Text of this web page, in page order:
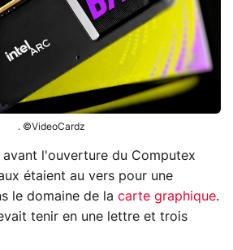
. ©VideoCardz
avant l'ouverture du Computex
étaient au vers pour une
le domaine de la carte graphique.
tenir en une lettre et trois